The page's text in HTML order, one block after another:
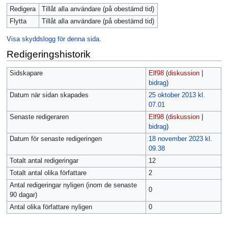
Redigera
Tillåt alla användare (på obestämd tid)
Flytta
Tillåt alla användare (på obestämd tid)
Visa skyddslogg för denna sida.
Redigeringshistorik
Sidskapare Elf98 (diskussion|
bidrag)
Datum när sidan skapades
25 oktober 2013 kl.
07.01
Senaste redigeraren
Elf98 (diskussion|
bidrag)
Datum för senaste redigeringen
18 november 2023 kl.
09.38
Totalt antal redigeringar
12
Totalt antal olika författare
2
Antal redigeringar nyligen (inom de senaste
90 dagar)
0
Antal olika författare nyligen 0